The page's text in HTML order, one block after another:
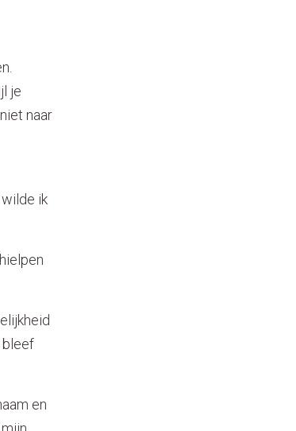
je
naar
ik
bleef
en